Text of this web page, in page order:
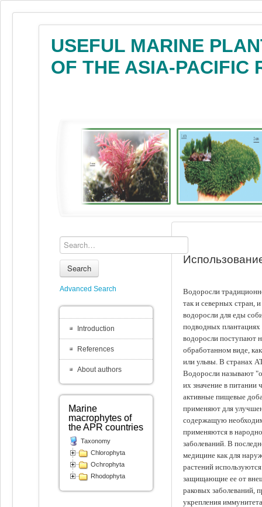
USEFUL MARINE
OF THE ASIA-PACIFIC
Водоросли
так и северных стран,
водоросли для еды
подводных
водоросли поступают
обработанном виде,
или ульвы. В странах
Водоросли называют
их значение в питании
активные пищевые
применяют для
содержащую
применяются в
заболеваний. В
медицине как для
растений
защищающие ее от
раковых заболеваний,
укрепления
Search
Advanced Search
Introduction
References
About authors
Marine
macrophytes of
the APR countries
Taxonomy
Chlorophyta
Ochrophyta
Rhodophyta